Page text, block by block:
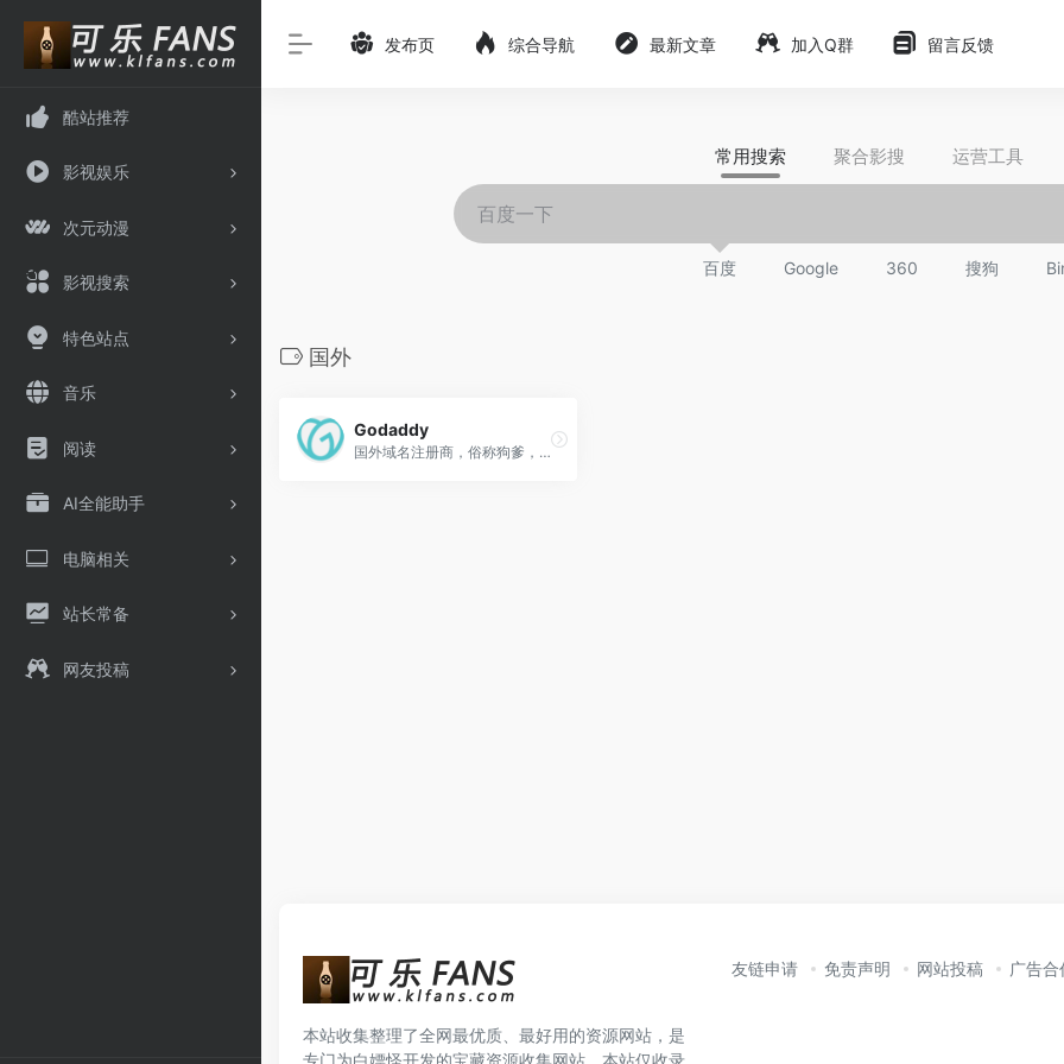
酷站推荐
影视娱乐
次元动漫
影视搜索
特色站点
音乐
阅读
AI全能助手
电脑相关
站长常备
网友投稿
发布页 综合导航 最新文章 加入Q群 留言反馈
常用搜索 聚合影搜 运营工具
百度 Google 360 搜狗
国外
Godaddy
国外域名注册商，俗称狗爹，很多人用，但是个人感觉域名容易被劫持
本站收集整理了全网最优质、最好用的资源网站，是
专门为白嫖怪开发的宝藏资源收集网站。本站仅收录
友链申请 免责声明 网站投稿 广告合